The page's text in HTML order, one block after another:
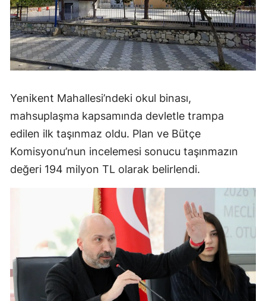
Yenikent Mahallesi’ndeki okul binası,
mahsuplaşma kapsamında devletle trampa
edilen ilk taşınmaz oldu. Plan ve Bütçe
Komisyonu’nun incelemesi sonucu taşınmazın
değeri 194 milyon TL olarak belirlendi.